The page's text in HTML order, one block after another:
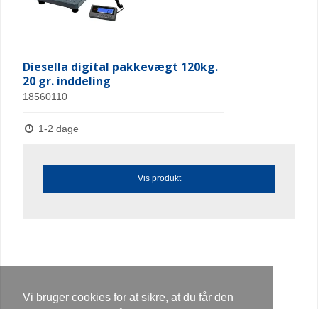
Vi bruger cookies for at sikre, at du får den
Diesella digital pakkevægt 120kg.
20 gr. inddeling
18560110
1-2 dage
Vis produkt